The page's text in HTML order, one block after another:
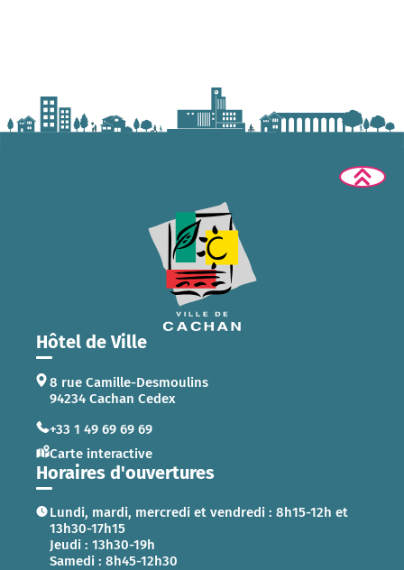
Hôtel de Ville
8 rue Camille-Desmoulins
94234 Cachan Cedex
+33 1 49 69 69 69
Carte interactive
Horaires d'ouvertures
Lundi, mardi, mercredi et vendredi : 8h15-12h et
13h30-17h15
Jeudi : 13h30-19h
Samedi : 8h45-12h30